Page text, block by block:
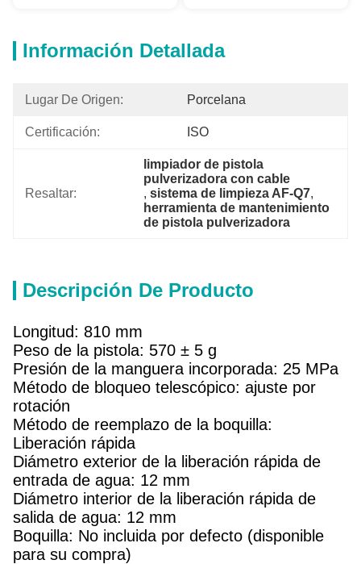
Información Detallada
Lugar De Origen: Porcelana
Certificación: ISO
Resaltar:
limpiador de pistola
pulverizadora con cable
, sistema de limpieza AF-Q7,
herramienta de mantenimiento
de pistola pulverizadora
Descripción De Producto
Longitud: 810 mm
Peso de la pistola: 570 ± 5 g
Presión de la manguera incorporada: 25 MPa
Método de bloqueo telescópico: ajuste por
rotación
Método de reemplazo de la boquilla:
Liberación rápida
Diámetro exterior de la liberación rápida de
entrada de agua: 12 mm
Diámetro interior de la liberación rápida de
salida de agua: 12 mm
Boquilla: No incluida por defecto (disponible
para su compra)